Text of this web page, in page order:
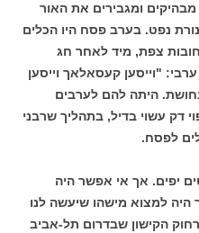
ומגבירים את האור
נפט. בערב פסח היו הכלים
צפת, מיד לאחר חג
"וייסען קעסאלאך וייסען
היתה להם לערבים
דק עשוי בדיל, בתהליך שרבני
לפסח.
יפים. אך אי אפשר היה
היה למצוא מישהו שיעשה לנו
הקישון שבדרום תל-אביב